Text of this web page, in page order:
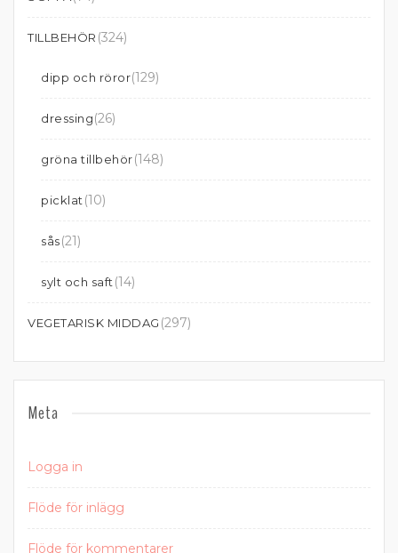
TILLBEHÖR (324)
dipp och röror(129)
dressing(26)
gröna tillbehör(148)
picklat (10)
sås(21)
sylt och saft (14)
VEGETARISK MIDDAG (297)
Meta
Logga in
Flöde för inlägg
Flöde för kommentarer